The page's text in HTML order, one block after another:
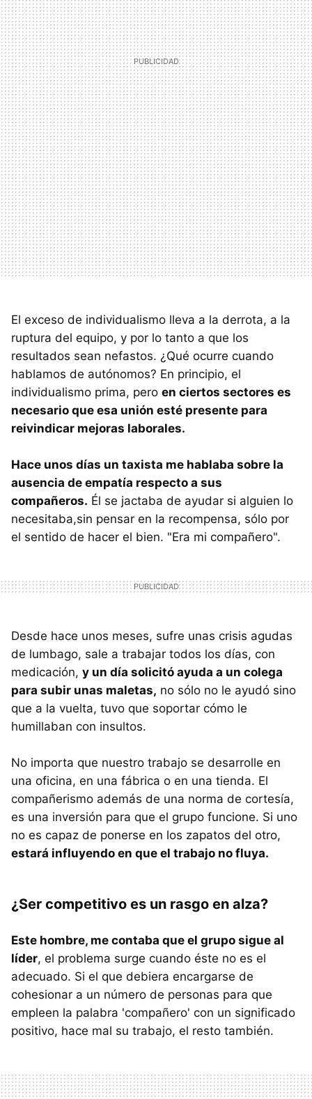
El exceso de individualismo lleva a la derrota, a la
ruptura del equipo, y por lo tanto a que los
resultados sean nefastos. ¿Qué ocurre cuando
hablamos de autónomos? En principio, el
individualismo prima, pero en ciertos sectores es
necesario que esa unión esté presente para
reivindicar mejoras laborales.
Hace unos días un taxista me hablaba sobre la
ausencia de empatía respecto a sus
compañeros. Él se jactaba de ayudar si alguien lo
necesitaba,sin pensar en la recompensa, sólo por
el sentido de hacer el bien. "Era mi compañero".
Desde hace unos meses, sufre unas crisis agudas
de lumbago, sale a trabajar todos los días, con
medicación, y un día solicitó ayuda a un colega
para subir unas maletas, no sólo no le ayudó sino
que a la vuelta, tuvo que soportar cómo le
humillaban con insultos.
No importa que nuestro trabajo se desarrolle en
una oficina, en una fábrica o en una tienda. El
compañerismo además de una norma de cortesía,
es una inversión para que el grupo funcione. Si uno
no es capaz de ponerse en los zapatos del otro,
estará influyendo en que el trabajo no fluya.
¿Ser competitivo es un rasgo en alza?
Este hombre, me contaba que el grupo sigue al
líder, el problema surge cuando éste no es el
adecuado. Si el que debiera encargarse de
cohesionar a un número de personas para que
empleen la palabra 'compañero' con un significado
positivo, hace mal su trabajo, el resto también.